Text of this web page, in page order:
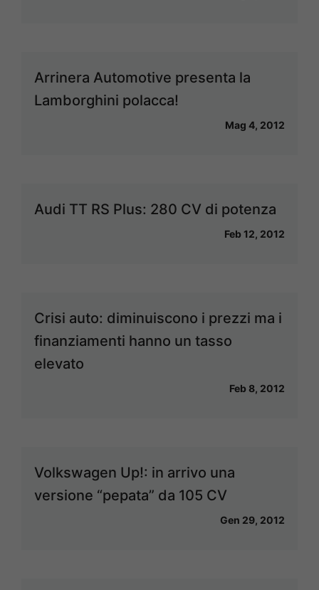
Arrinera Automotive presenta la
Lamborghini polacca!
Mag 4, 2012
Audi TT RS Plus: 280 CV di potenza
Feb 12, 2012
Crisi auto: diminuiscono i prezzi ma i
finanziamenti hanno un tasso
elevato
Feb 8, 2012
Volkswagen Up!: in arrivo una
versione “pepata” da 105 CV
Gen 29, 2012